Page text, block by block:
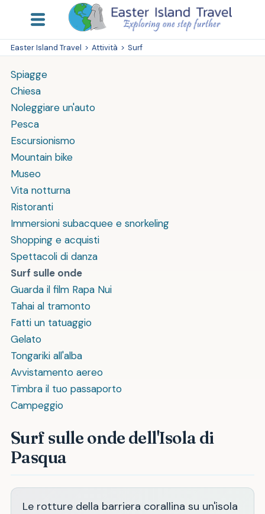
Easter Island Travel > Attività > Surf
Spiagge
Chiesa
Noleggiare un'auto
Pesca
Escursionismo
Mountain bike
Museo
Vita notturna
Ristoranti
Immersioni subacquee e snorkeling
Shopping e acquisti
Spettacoli di danza
Surf sulle onde
Guarda il film Rapa Nui
Tahai al tramonto
Fatti un tatuaggio
Gelato
Tongariki all'alba
Avvistamento aereo
Timbra il tuo passaporto
Campeggio
Surf sulle onde dell'Isola di
Pasqua
Le rotture della barriera corallina su un'isola